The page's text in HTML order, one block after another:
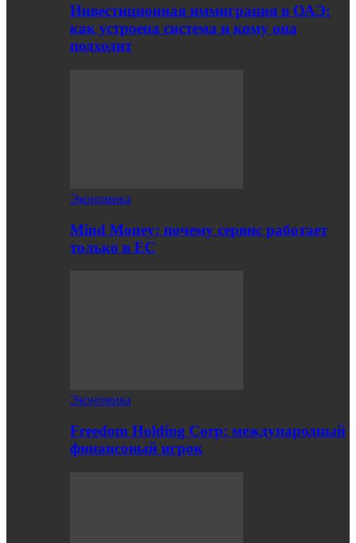
Инвестиционная иммиграция в ОАЭ:
как устроена система и кому она
подходит
Экономика
Mind Money: почему сервис работает
только в ЕС
Экономика
Freedom Holding Corp: международный
финансовый игрок